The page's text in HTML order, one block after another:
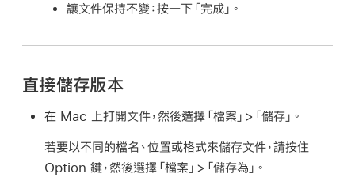
讓文件保持不變：按一下「完成」。
直接儲存版本
在 Mac 上打開文件，然後選擇「檔案」>「儲存」。
若要以不同的檔名、位置或格式來儲存文件，請按住
Option 鍵，然後選擇「檔案」>「儲存為」。